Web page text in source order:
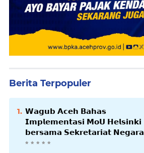
Berita Terpopuler
𝗪𝗮𝗴𝘂𝗯 𝗔𝗰𝗲𝗵 𝗕𝗮𝗵𝗮𝘀
𝗜𝗺𝗽𝗹𝗲𝗺𝗲𝗻𝘁𝗮𝘀𝗶 𝗠𝗼𝗨 𝗛𝗲𝗹𝘀𝗶𝗻𝗸𝗶
𝗯𝗲𝗿𝘀𝗮𝗺𝗮 𝗦𝗲𝗸𝗿𝗲𝘁𝗮𝗿𝗶𝗮𝘁 𝗡𝗲𝗴𝗮𝗿𝗮